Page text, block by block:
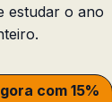
estudar o ano
com 15%